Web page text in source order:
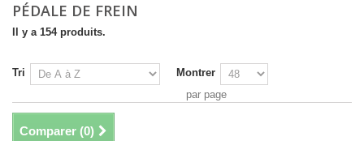
PÉDALE DE FREIN
Il y a 154 produits.
Tri
Montrer
par page
Comparer (0)